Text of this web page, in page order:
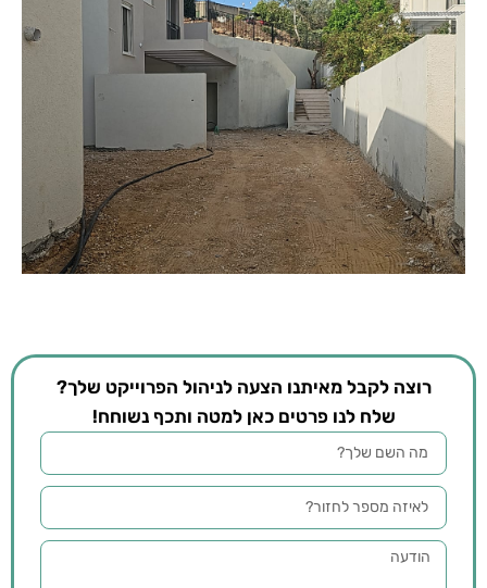
רוצה לקבל מאיתנו הצעה לניהול הפרוייקט שלך?
שלח לנו פרטים כאן למטה ותכף נשוחח!